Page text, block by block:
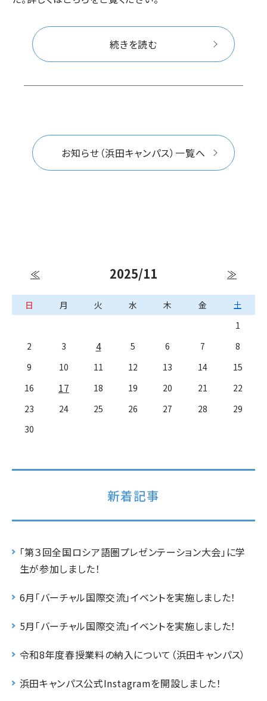
続きを読む
お知らせ（浜田キャンパス）一覧へ
≪ 2025/11 ≫
日 月 火 水 木 金
土
1
2
3 4 5 6 7
8
9
10 11 12 13 14
15
16
17 18 19 20 21
22
23
24 25 26 27 28
29
30
新着記事
「第３回全国ロシア語圏プレゼンテーション大会」に学
生が参加しました！
6月「バーチャル国際交流」イベントを実施しました！
5月「バーチャル国際交流」イベントを実施しました！
令和8年度春授業料の納入について（浜田キャンパス）
浜田キャンパス公式Instagramを開設しました！